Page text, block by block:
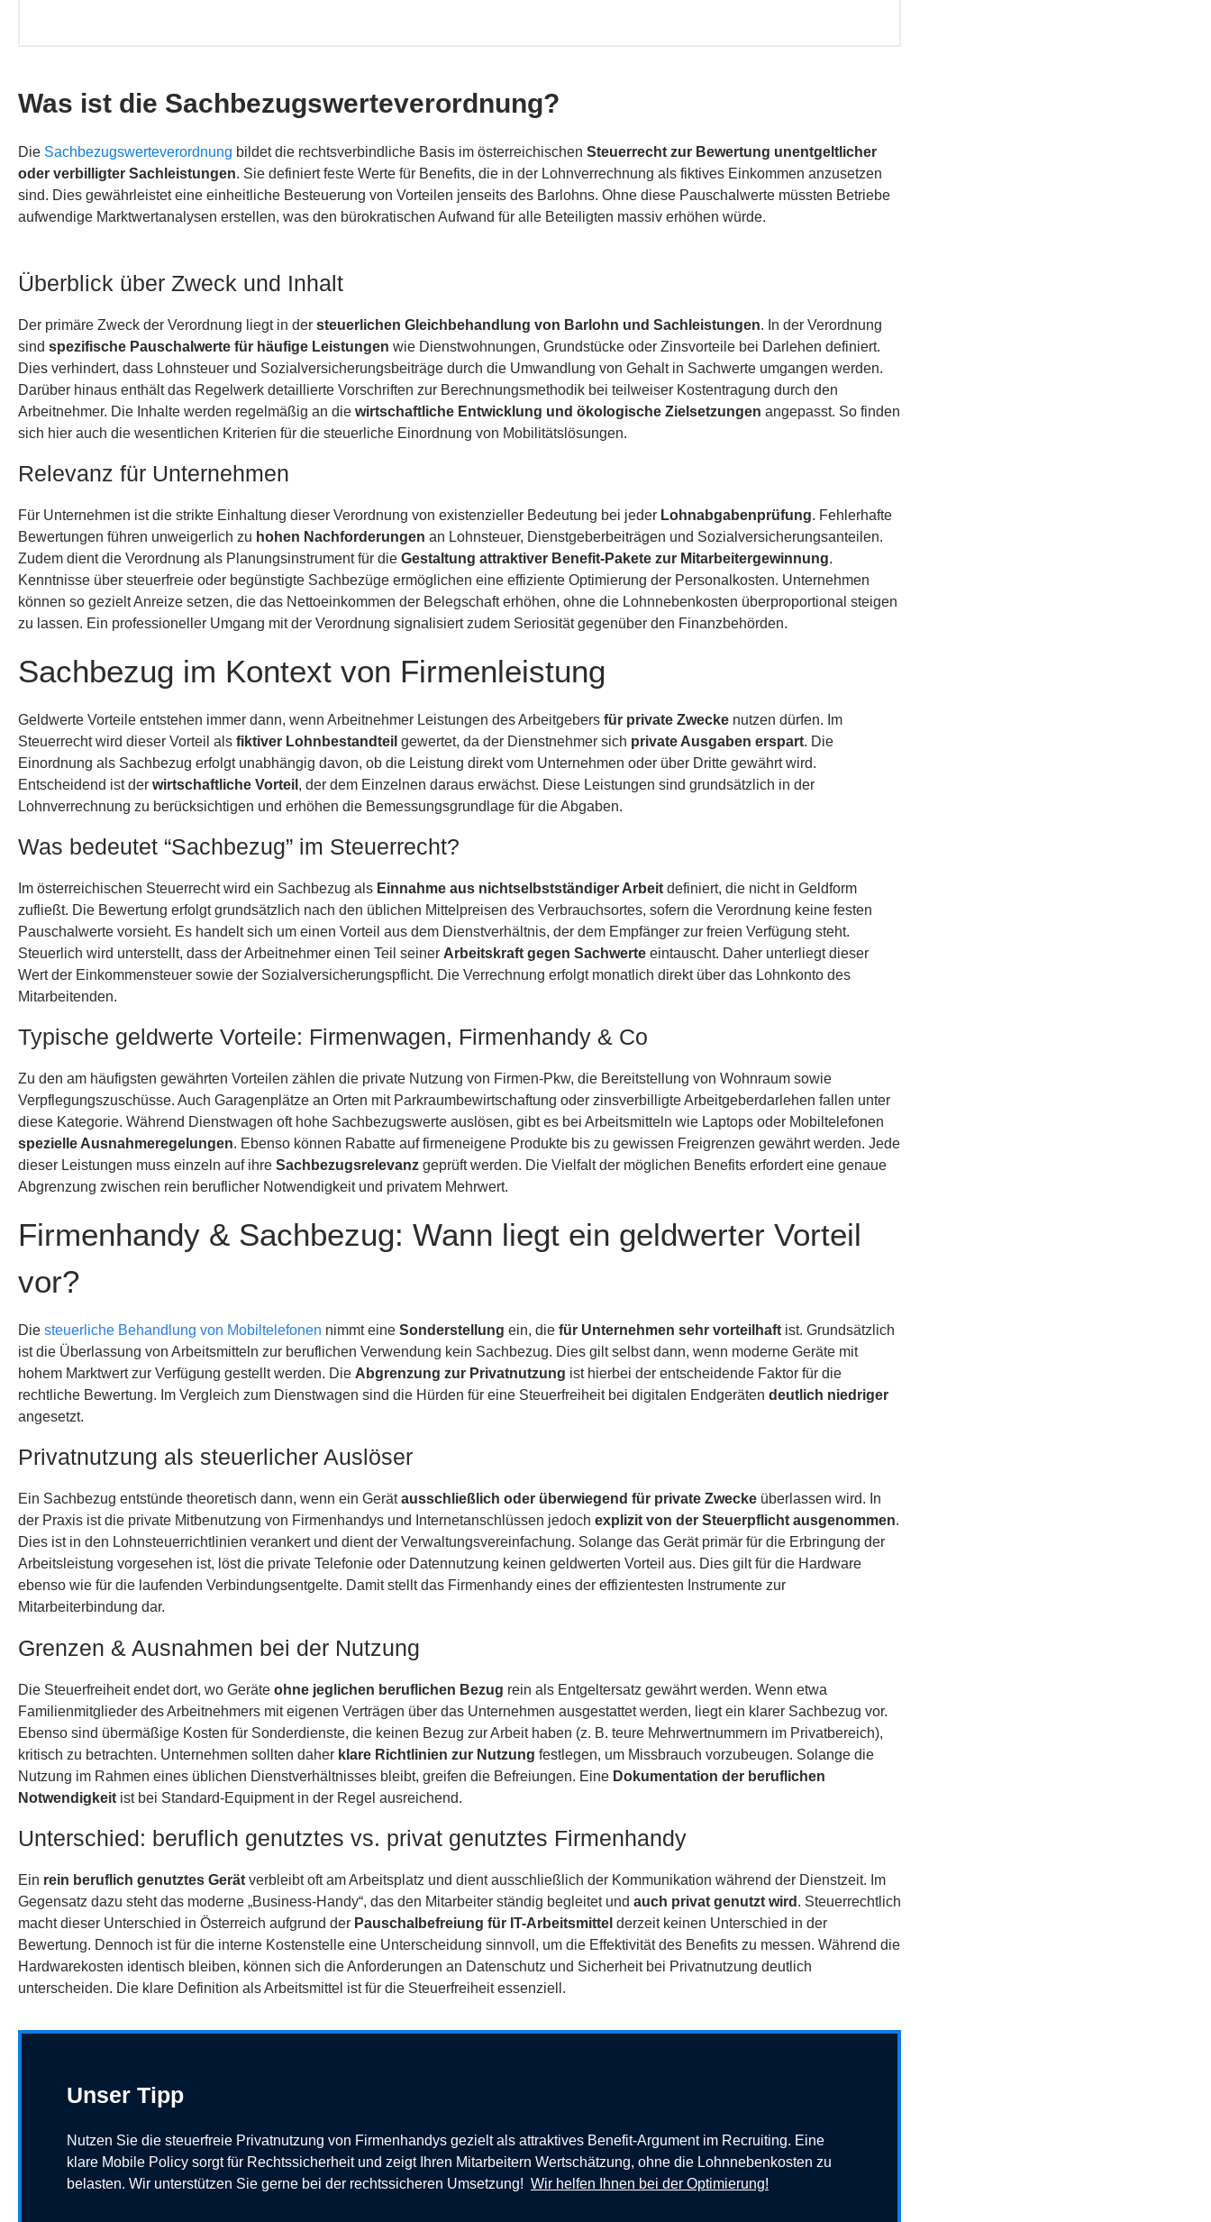
Was ist die Sachbezugswerteverordnung?
Die Sachbezugswerteverordnung bildet die rechtsverbindliche Basis im österreichischen Steuerrecht zur Bewertung unentgeltlicher
oder verbilligter Sachleistungen. Sie definiert feste Werte für Benefits, die in der Lohnverrechnung als fiktives Einkommen anzusetzen
sind. Dies gewährleistet eine einheitliche Besteuerung von Vorteilen jenseits des Barlohns. Ohne diese Pauschalwerte müssten Betriebe
aufwendige Marktwertanalysen erstellen, was den bürokratischen Aufwand für alle Beteiligten massiv erhöhen würde.
Überblick über Zweck und Inhalt
Der primäre Zweck der Verordnung liegt in der steuerlichen Gleichbehandlung von Barlohn und Sachleistungen. In der Verordnung
sind spezifische Pauschalwerte für häufige Leistungen wie Dienstwohnungen, Grundstücke oder Zinsvorteile bei Darlehen definiert.
Dies verhindert, dass Lohnsteuer und Sozialversicherungsbeiträge durch die Umwandlung von Gehalt in Sachwerte umgangen werden.
Darüber hinaus enthält das Regelwerk detaillierte Vorschriften zur Berechnungsmethodik bei teilweiser Kostentragung durch den
Arbeitnehmer. Die Inhalte werden regelmäßig an die wirtschaftliche Entwicklung und ökologische Zielsetzungen angepasst. So finden
sich hier auch die wesentlichen Kriterien für die steuerliche Einordnung von Mobilitätslösungen.
Relevanz für Unternehmen
Für Unternehmen ist die strikte Einhaltung dieser Verordnung von existenzieller Bedeutung bei jeder Lohnabgabenprüfung. Fehlerhafte
Bewertungen führen unweigerlich zu hohen Nachforderungen an Lohnsteuer, Dienstgeberbeiträgen und Sozialversicherungsanteilen.
Zudem dient die Verordnung als Planungsinstrument für die Gestaltung attraktiver Benefit-Pakete zur Mitarbeitergewinnung.
Kenntnisse über steuerfreie oder begünstigte Sachbezüge ermöglichen eine effiziente Optimierung der Personalkosten. Unternehmen
können so gezielt Anreize setzen, die das Nettoeinkommen der Belegschaft erhöhen, ohne die Lohnnebenkosten überproportional steigen
zu lassen. Ein professioneller Umgang mit der Verordnung signalisiert zudem Seriosität gegenüber den Finanzbehörden.
Sachbezug im Kontext von Firmenleistung
Geldwerte Vorteile entstehen immer dann, wenn Arbeitnehmer Leistungen des Arbeitgebers für private Zwecke nutzen dürfen. Im
Steuerrecht wird dieser Vorteil als fiktiver Lohnbestandteil gewertet, da der Dienstnehmer sich private Ausgaben erspart. Die
Einordnung als Sachbezug erfolgt unabhängig davon, ob die Leistung direkt vom Unternehmen oder über Dritte gewährt wird.
Entscheidend ist der wirtschaftliche Vorteil , der dem Einzelnen daraus erwächst. Diese Leistungen sind grundsätzlich in der
Lohnverrechnung zu berücksichtigen und erhöhen die Bemessungsgrundlage für die Abgaben.
Was bedeutet “Sachbezug” im Steuerrecht?
Im österreichischen Steuerrecht wird ein Sachbezug als Einnahme aus nichtselbstständiger Arbeit definiert, die nicht in Geldform
zufließt. Die Bewertung erfolgt grundsätzlich nach den üblichen Mittelpreisen des Verbrauchsortes, sofern die Verordnung keine festen
Pauschalwerte vorsieht. Es handelt sich um einen Vorteil aus dem Dienstverhältnis, der dem Empfänger zur freien Verfügung steht.
Steuerlich wird unterstellt, dass der Arbeitnehmer einen Teil seiner Arbeitskraft gegen Sachwerte eintauscht. Daher unterliegt dieser
Wert der Einkommensteuer sowie der Sozialversicherungspflicht. Die Verrechnung erfolgt monatlich direkt über das Lohnkonto des
Mitarbeitenden.
Typische geldwerte Vorteile: Firmenwagen, Firmenhandy & Co
Zu den am häufigsten gewährten Vorteilen zählen die private Nutzung von Firmen-Pkw, die Bereitstellung von Wohnraum sowie
Verpflegungszuschüsse. Auch Garagenplätze an Orten mit Parkraumbewirtschaftung oder zinsverbilligte Arbeitgeberdarlehen fallen unter
diese Kategorie. Während Dienstwagen oft hohe Sachbezugswerte auslösen, gibt es bei Arbeitsmitteln wie Laptops oder Mobiltelefonen
spezielle Ausnahmeregelungen. Ebenso können Rabatte auf firmeneigene Produkte bis zu gewissen Freigrenzen gewährt werden. Jede
dieser Leistungen muss einzeln auf ihre Sachbezugsrelevanz geprüft werden. Die Vielfalt der möglichen Benefits erfordert eine genaue
Abgrenzung zwischen rein beruflicher Notwendigkeit und privatem Mehrwert.
Firmenhandy & Sachbezug: Wann liegt ein geldwerter Vorteil
vor?
Die steuerliche Behandlung von Mobiltelefonen nimmt eine Sonderstellung ein, die für Unternehmen sehr vorteilhaft ist. Grundsätzlich
ist die Überlassung von Arbeitsmitteln zur beruflichen Verwendung kein Sachbezug. Dies gilt selbst dann, wenn moderne Geräte mit
hohem Marktwert zur Verfügung gestellt werden. Die Abgrenzung zur Privatnutzung ist hierbei der entscheidende Faktor für die
rechtliche Bewertung. Im Vergleich zum Dienstwagen sind die Hürden für eine Steuerfreiheit bei digitalen Endgeräten deutlich niedriger
angesetzt.
Privatnutzung als steuerlicher Auslöser
Ein Sachbezug entstünde theoretisch dann, wenn ein Gerätausschließlich oder überwiegend für private Zwecke überlassen wird. In
der Praxis ist die private Mitbenutzung von Firmenhandys und Internetanschlüssen jedoch explizit von der Steuerpflicht ausgenommen.
Dies ist in den Lohnsteuerrichtlinien verankert und dient der Verwaltungsvereinfachung. Solange das Gerät primär für die Erbringung der
Arbeitsleistung vorgesehen ist, löst die private Telefonie oder Datennutzung keinen geldwerten Vorteil aus. Dies gilt für die Hardware
ebenso wie für die laufenden Verbindungsentgelte. Damit stellt das Firmenhandy eines der effizientesten Instrumente zur
Mitarbeiterbindung dar.
Grenzen & Ausnahmen bei der Nutzung
Die Steuerfreiheit endet dort, wo Geräte ohne jeglichen beruflichen Bezug rein als Entgeltersatz gewährt werden. Wenn etwa
Familienmitglieder des Arbeitnehmers mit eigenen Verträgen über das Unternehmen ausgestattet werden, liegt ein klarer Sachbezug vor.
Ebenso sind übermäßige Kosten für Sonderdienste, die keinen Bezug zur Arbeit haben (z. B. teure Mehrwertnummern im Privatbereich),
kritisch zu betrachten. Unternehmen sollten daher klare Richtlinien zur Nutzung festlegen, um Missbrauch vorzubeugen. Solange die
Nutzung im Rahmen eines üblichen Dienstverhältnisses bleibt, greifen die Befreiungen. Eine Dokumentation der beruflichen
Notwendigkeit ist bei Standard-Equipment in der Regel ausreichend.
Unterschied: beruflich genutztes vs. privat genutztes Firmenhandy
Ein rein beruflich genutztes Gerät verbleibt oft am Arbeitsplatz und dient ausschließlich der Kommunikation während der Dienstzeit. Im
Gegensatz dazu steht das moderne „Business-Handy“, das den Mitarbeiter ständig begleitet und auch privat genutzt wird . Steuerrechtlich
macht dieser Unterschied in Österreich aufgrund der Pauschalbefreiung für IT-Arbeitsmittel derzeit keinen Unterschied in der
Bewertung. Dennoch ist für die interne Kostenstelle eine Unterscheidung sinnvoll, um die Effektivität des Benefits zu messen. Während die
Hardwarekosten identisch bleiben, können sich die Anforderungen an Datenschutz und Sicherheit bei Privatnutzung deutlich
unterscheiden. Die klare Definition als Arbeitsmittel ist für die Steuerfreiheit essenziell.
Unser Tipp
Nutzen Sie die steuerfreie Privatnutzung von Firmenhandys gezielt als attraktives Benefit-Argument im Recruiting. Eine
klare Mobile Policy sorgt für Rechtssicherheit und zeigt Ihren Mitarbeitern Wertschätzung, ohne die Lohnnebenkosten zu
belasten. Wir unterstützen Sie gerne bei der rechtssicheren Umsetzung! Wir helfen Ihnen bei der Optimierung!